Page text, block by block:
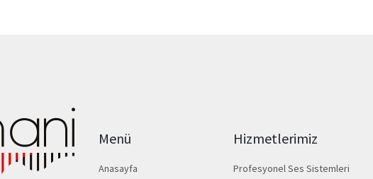
Menü
Anasayfa
Hizmetlerimiz
Profesyonel Ses Sistemleri